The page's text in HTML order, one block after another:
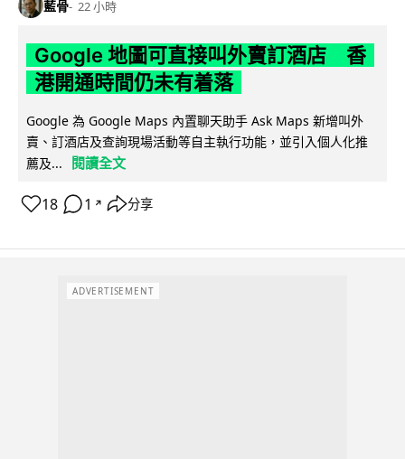
藍骨 22 小時
Google 地圖可直接叫外賣訂酒店 香
港開通時間仍未有着落
Google 為 Google Maps 內置聊天助手 Ask Maps 新增叫外
賣、訂酒店及查詢現場活動等自主執行功能，並引入個人化推
薦及...
閱讀全文
18 1 ↗ 分享
ADVERTISEMENT